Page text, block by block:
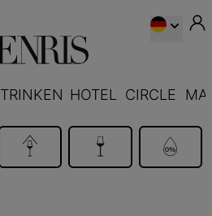
TRINKEN HOTEL CIRCLE